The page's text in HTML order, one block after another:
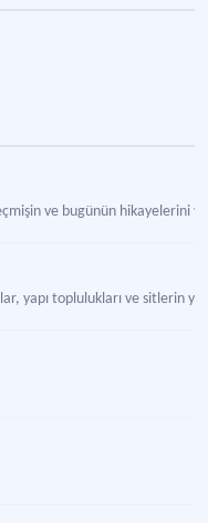
ve bugünün hikayelerini
yapı toplulukları ve sitlerin yer